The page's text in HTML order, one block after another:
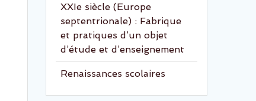
XXIe siècle (Europe
septentrionale) : Fabrique
et pratiques d’un objet
d’étude et d’enseignement
Renaissances scolaires